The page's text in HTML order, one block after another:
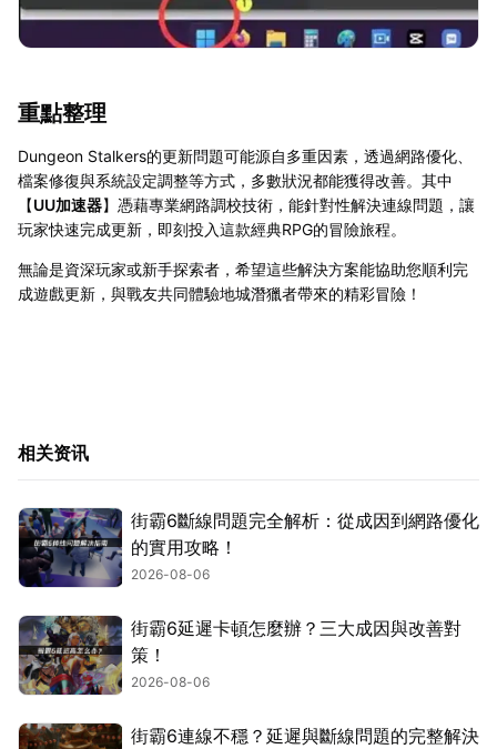
重點整理
Dungeon Stalkers的更新問題可能源自多重因素，透過網路優化、
檔案修復與系統設定調整等方式，多數狀況都能獲得改善。其中
【UU加速器】憑藉專業網路調校技術，能針對性解決連線問題，讓
玩家快速完成更新，即刻投入這款經典RPG的冒險旅程。
無論是資深玩家或新手探索者，希望這些解決方案能協助您順利完
成遊戲更新，與戰友共同體驗地城潛獵者帶來的精彩冒險！
相关资讯
街霸6斷線問題完全解析：從成因到網路優化
的實用攻略！
2026-08-06
街霸6延遲卡頓怎麼辦？三大成因與改善對
策！
2026-08-06
街霸6連線不穩？延遲與斷線問題的完整解決